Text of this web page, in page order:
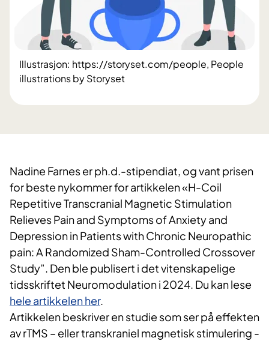
Illustrasjon: https://storyset.com/people, People
illustrations by Storyset
Nadine Farnes er ph.d.-stipendiat, og vant prisen
for beste nykommer for artikkelen «H-Coil
Repetitive Transcranial Magnetic Stimulation
Relieves Pain and Symptoms of Anxiety and
Depression in Patients with Chronic Neuropathic
pain: A Randomized Sham-Controlled Crossover
Study”. Den ble publisert i det vitenskapelige
tidsskriftet Neuromodulation i 2024. Du kan lese
hele artikkelen her.
Artikkelen beskriver en studie som ser på effekten
av rTMS – eller transkraniel magnetisk stimulering -